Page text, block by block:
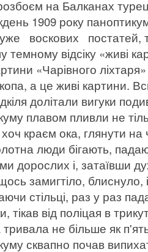
на Балканах
1909 року
воскових постатей,
темному відсіку «живі
«Чарівного
а це живі картини.
долітали вигуки
плавом пливли не
краєм ока, глянути
люди бігають,
дорослих і, затаївши
замигтіло,
стільці, раз у раз
тікав від поліцая в
тривала не більше як
сквапно почав